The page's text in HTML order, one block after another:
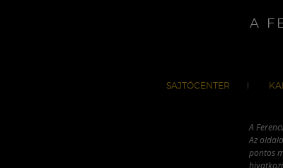
A
SAJTÓCENTER
A
Az
pontos